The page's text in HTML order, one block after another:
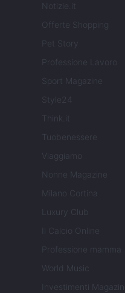
Notizie.it
Offerte Shopping
Pet Story
Professione Lavoro
Sport Magazine
Style24
Think.it
Tuobenessere
Viaggiamo
Nonne Magazine
Milano Cortina
Luxury Club
Il Calcio Online
Professione mamma
World Music
Investimenti Magazine